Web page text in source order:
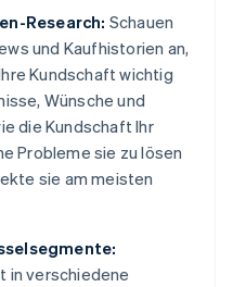
Research: Schauen
und Kaufhistorien an,
Kundschaft wichtig
Wünsche und
die Kundschaft Ihr
Probleme sie zu lösen
sie am meisten
in verschiedene